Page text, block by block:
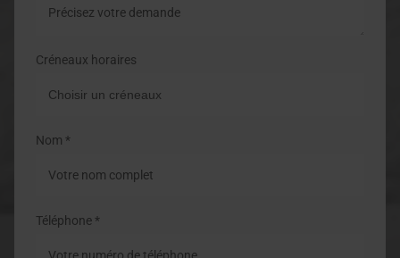
Créneaux horaires
Nom *
Téléphone *